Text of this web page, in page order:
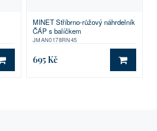
DO KOŠÍKU
MINET Stříbrno-růžový náhrdelník
ČÁP s balíčkem
JMAN0178RN45
695 Kč DO